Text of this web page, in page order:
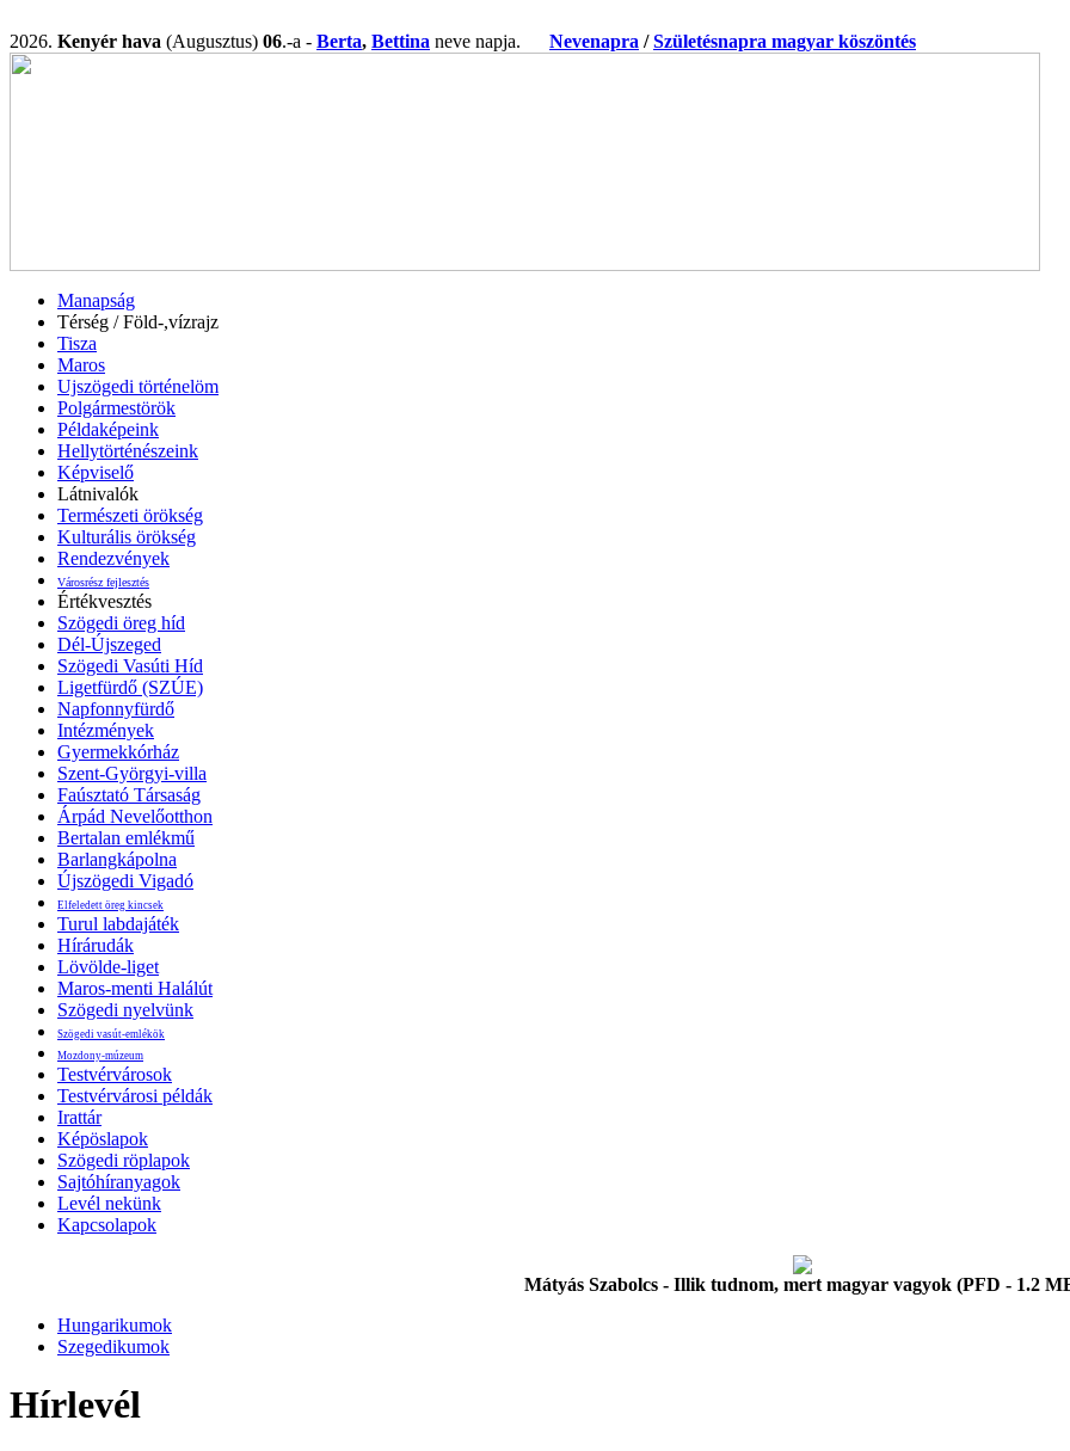
2026. Kenyér hava (Augusztus) 06.-a - Berta, Bettina neve napja. Nevenapra /Születésnapra magyar köszöntés
Manapság
Térség / Föld-,vízrajz
Tisza
Maros
Ujszögedi történelöm
Polgármestörök
Példaképeink
Hellytörténészeink
Képviselő
Látnivalók
Természeti örökség
Kulturális örökség
Rendezvények
Városrész fejlesztés
Értékvesztés
Szögedi öreg híd
Dél-Újszeged
Szögedi Vasúti Híd
Ligetfürdő (SZÚE)
Napfonnyfürdő
Intézmények
Gyermekkórház
Szent-Györgyi-villa
Faúsztató Társaság
Árpád Nevelőotthon
Bertalan emlékmű
Barlangkápolna
Újszögedi Vigadó
Elfeledett öreg kincsek
Turul labdajáték
Hírárudák
Lövölde-liget
Maros-menti Halálút
Szögedi nyelvünk
Szögedi vasút-emlékök
Mozdony-múzeum
Testvérvárosok
Testvérvárosi példák
Irattár
Képöslapok
Szögedi röplapok
Sajtóhíranyagok
Levél nekünk
Kapcsolapok
Mátyás Szabolcs - Illik tudnom, mert magyar vagyok (PFD - 1.2
Hungarikumok
Szegedikumok
Hírlevél